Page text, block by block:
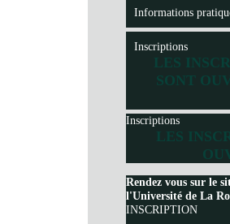
Informations
Inscriptions
LES
SONT
Inscriptions
LES
Rendez vous sur le
l'Université de La
INSCRIPTION